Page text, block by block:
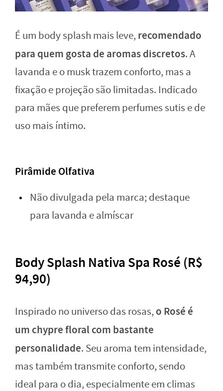
É um body splash mais leve, recomendado
para quem gosta de aromas discretos. A
lavanda e o musk trazem conforto, mas a
fixação e projeção são limitadas. Indicado
para mães que preferem perfumes sutis e de
uso mais íntimo.
Pirâmide Olfativa
Não divulgada pela marca; destaque
para lavanda e almíscar
Body Splash Nativa Spa Rosé (R$
94,90)
Inspirado no universo das rosas, o Rosé é
um chypre floral com bastante
personalidade. Seu aroma tem intensidade,
mas também transmite conforto, sendo
ideal para o dia, especialmente em climas